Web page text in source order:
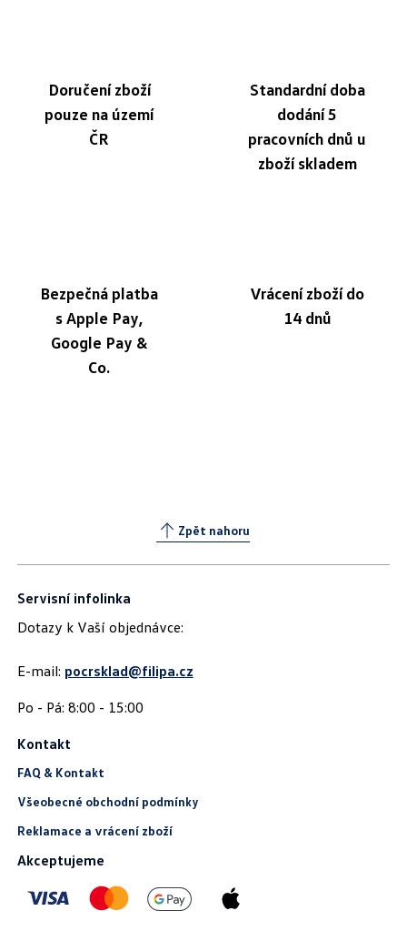
Doručení zboží
pouze na území
ČR
Standardní doba
dodání 5
pracovních dnů u
zboží skladem
Bezpečná platba
s Apple Pay,
Google Pay &
Co.
Vrácení zboží do
14 dnů
Zpět nahoru
Servisní infolinka
Dotazy k Vaší objednávce:
E-mail: pocrsklad@filipa.cz
Kontakt
FAQ & Kontakt
Všeobecné obchodní podmínky
Reklamace a vrácení zboží
Akceptujeme